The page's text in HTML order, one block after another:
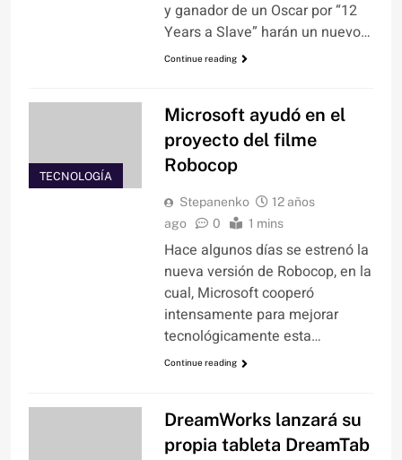
y ganador de un Oscar por “12
Years a Slave” harán un nuevo…
Continue reading
TECNOLOGÍA
Microsoft ayudó en el
proyecto del filme
Robocop
Stepanenko
12 años
ago
0 1 mins
Hace algunos días se estrenó la
nueva versión de Robocop, en la
cual, Microsoft cooperó
intensamente para mejorar
tecnológicamente esta…
Continue reading
DreamWorks lanzará su
propia tableta DreamTab